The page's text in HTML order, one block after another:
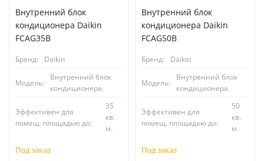
Внутренний блок
кондиционера Daikin
FCAG35B
Бренд: Daikin
Модель:
Внутренний блок
кондиционера
Эффективен для
помещ. площадью до:
35
кв.
м.
Под заказ
Внутренний блок
кондиционера Daikin
FCAG50B
Бренд: Daikin
Модель:
Внутренний блок
кондиционера
Эффективен для
помещ. площадью до:
50
кв.
м.
Под заказ